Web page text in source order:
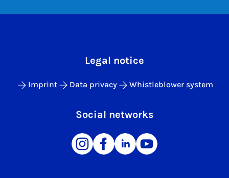
Legal notice
Imprint Data privacy Whistleblower system
Social networks